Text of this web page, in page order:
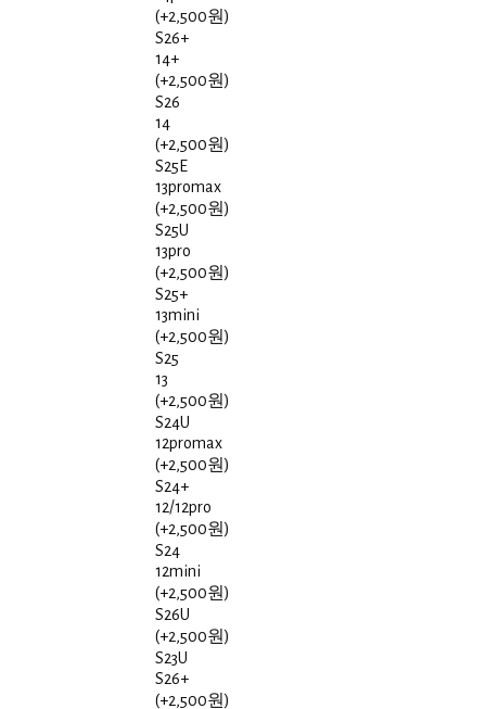
(+2,500원)
S26+
14+
(+2,500원)
S26
14
(+2,500원)
S25E
13promax
(+2,500원)
S25U
13pro
(+2,500원)
S25+
13mini
(+2,500원)
S25
13
(+2,500원)
S24U
12promax
(+2,500원)
S24+
12/12pro
(+2,500원)
S24
12mini
(+2,500원)
S26U
(+2,500원)
S23U
S26+
(+2,500원)